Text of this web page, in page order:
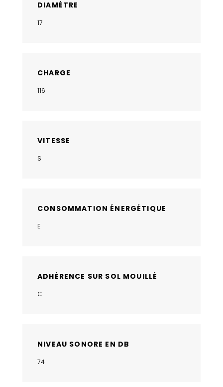
DIAMÈTRE
17
CHARGE
116
VITESSE
S
CONSOMMATION ÉNERGÉTIQUE
E
ADHÉRENCE SUR SOL MOUILLÉ
C
NIVEAU SONORE EN DB
74